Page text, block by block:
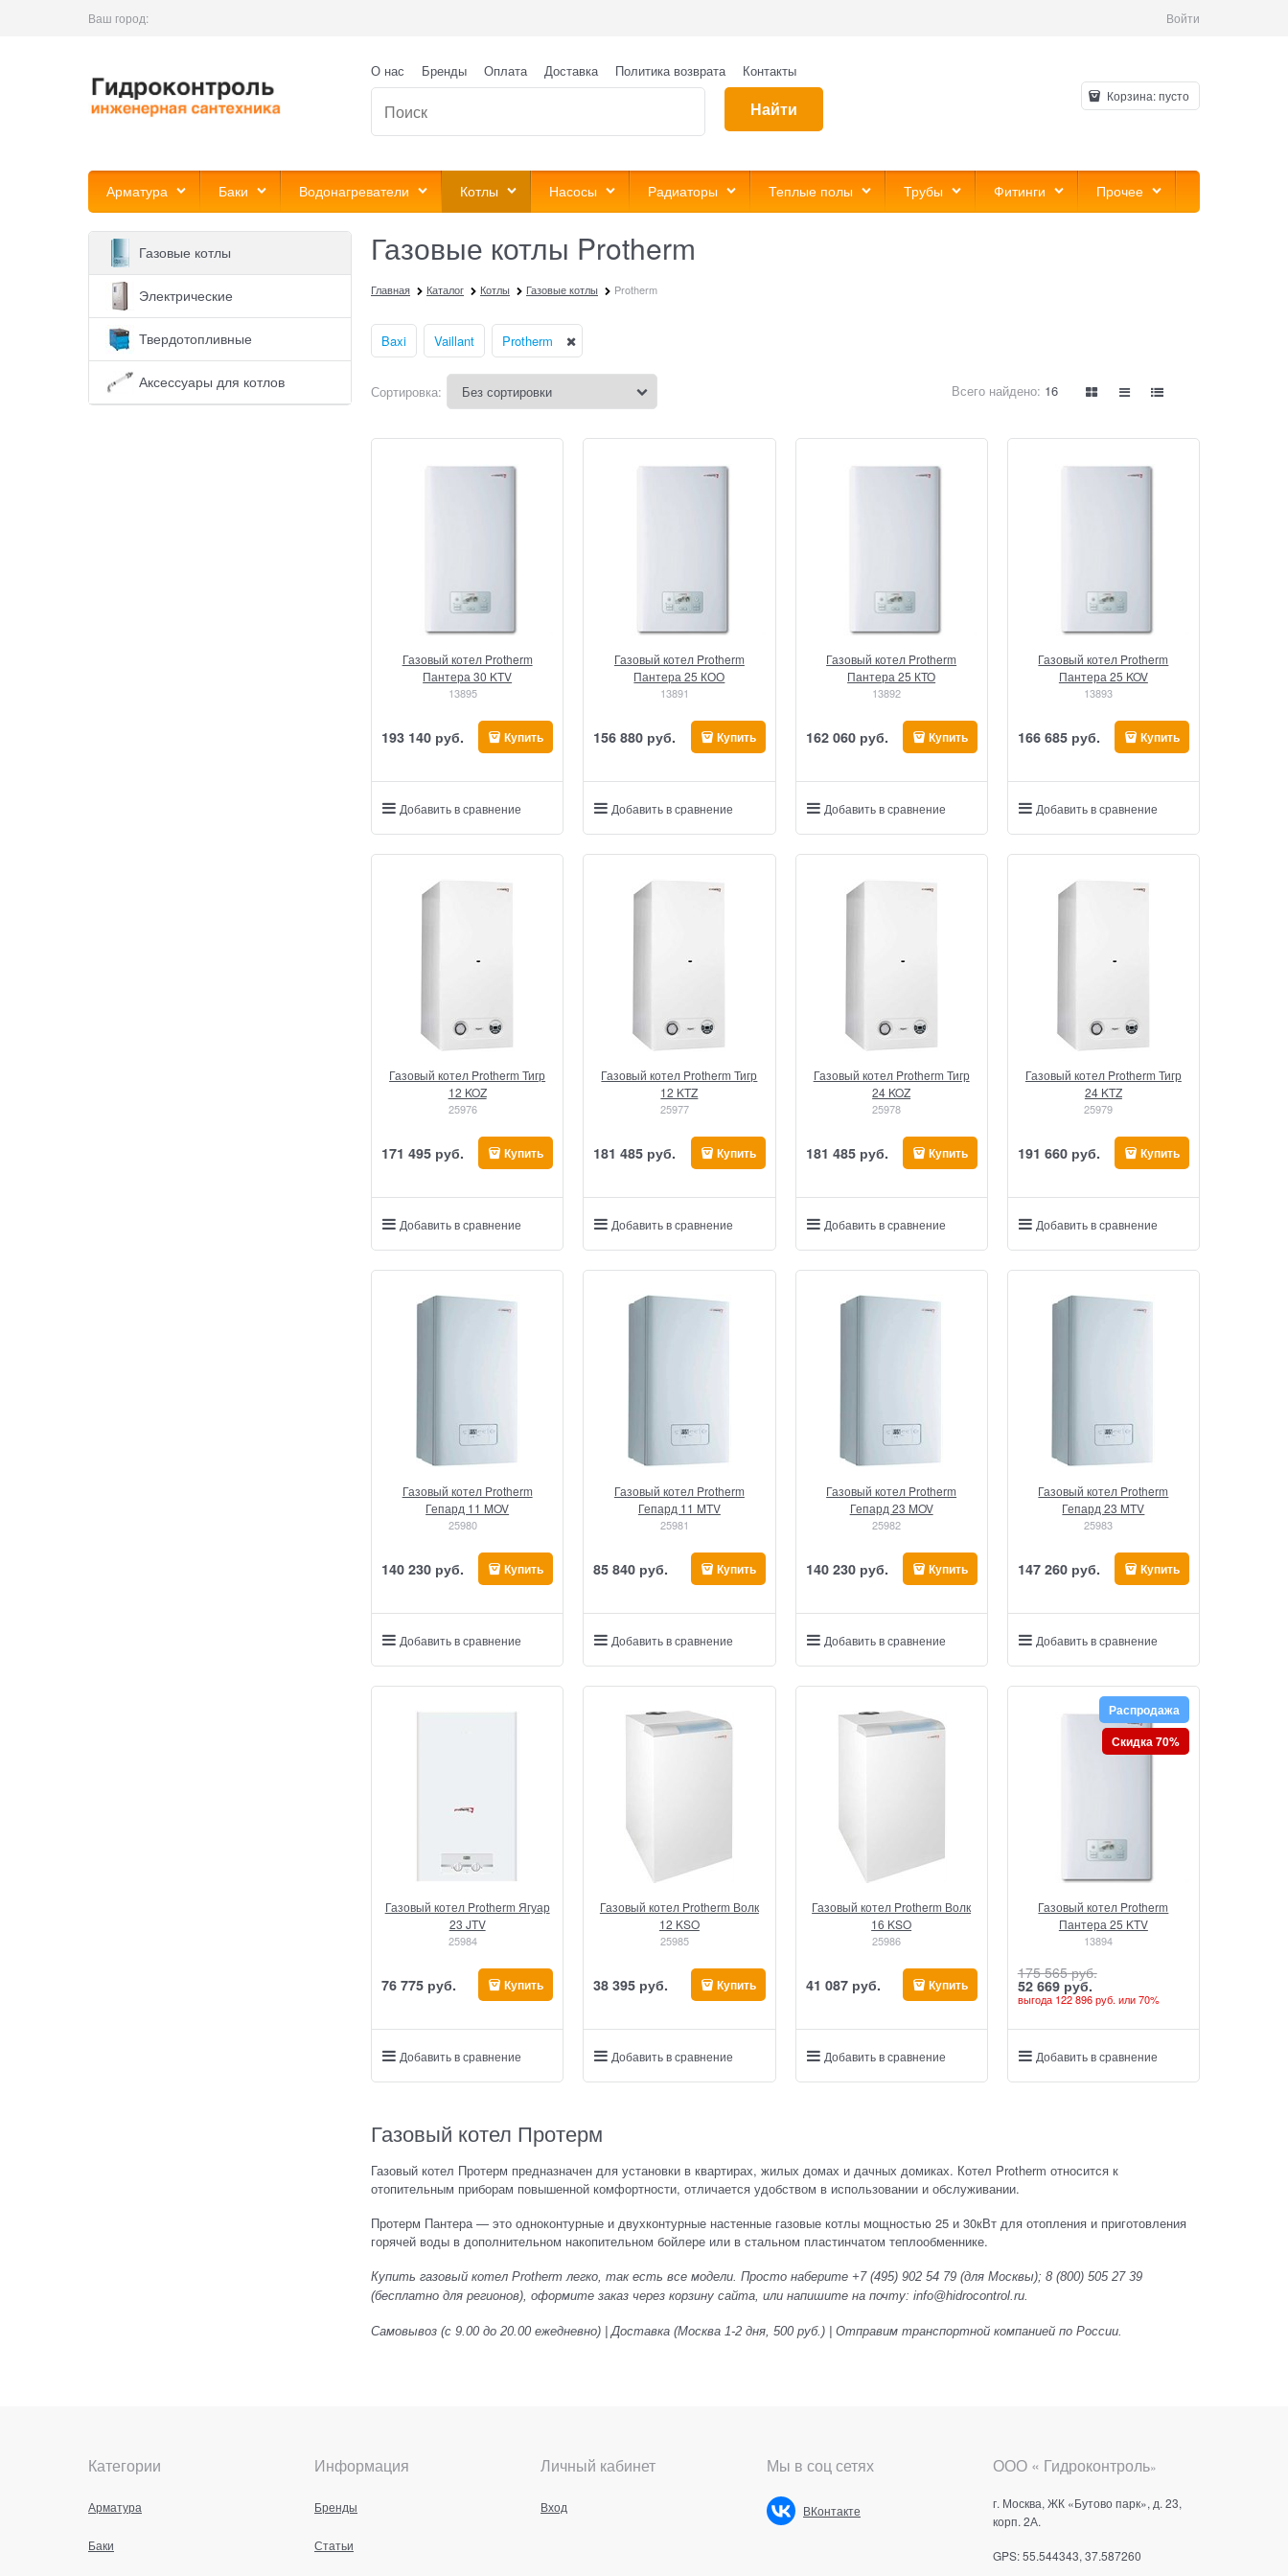
Ваш город: Войти
О нас Бренды Оплата Доставка Политика возврата Контакты
Найти
Корзина:пусто
Арматура Баки Водонагреватели Котлы Насосы Радиаторы Теплые полы Трубы Фитинги Прочее
Газовые котлы
Электрические
Твердотопливные
Аксессуары для котлов
Газовые котлы Protherm
Главная Каталог Котлы Газовые котлы Protherm
Baxi Vaillant Protherm
Сортировка: Всего найдено: 16
Газовый котел Protherm
Пантера 30 KTV
13895
193 140 руб. Купить
Добавить в сравнение
Газовый котел Protherm
Пантера 25 КОО
13891
156 880 руб. Купить
Добавить в сравнение
Газовый котел Protherm
Пантера 25 КТО
13892
162 060 руб. Купить
Добавить в сравнение
Газовый котел Protherm
Пантера 25 KOV
13893
166 685 руб. Купить
Добавить в сравнение
Газовый котел Protherm Тигр
12 KOZ
25976
171 495 руб. Купить
Добавить в сравнение
Газовый котел Protherm Тигр
12 KTZ
25977
181 485 руб. Купить
Добавить в сравнение
Газовый котел Protherm Тигр
24 KOZ
25978
181 485 руб. Купить
Добавить в сравнение
Газовый котел Protherm Тигр
24 KTZ
25979
191 660 руб. Купить
Добавить в сравнение
Газовый котел Protherm
Гепард 11 MOV
25980
140 230 руб. Купить
Добавить в сравнение
Газовый котел Protherm
Гепард 11 MTV
25981
85 840 руб. Купить
Добавить в сравнение
Газовый котел Protherm
Гепард 23 MOV
25982
140 230 руб. Купить
Добавить в сравнение
Газовый котел Protherm
Гепард 23 MTV
25983
147 260 руб. Купить
Добавить в сравнение
Газовый котел Protherm Ягуар
23 JTV
25984
76 775 руб. Купить
Добавить в сравнение
Газовый котел Protherm Волк
12 KSO
25985
38 395 руб. Купить
Добавить в сравнение
Газовый котел Protherm Волк
16 KSO
25986
41 087 руб. Купить
Добавить в сравнение
Газовый котел Protherm
Пантера 25 KTV
13894
Распродажа
Скидка 70%
175 565 руб.
52 669 руб.
выгода 122 896 руб. или70%
Добавить в сравнение
Газовый котел Протерм
Газовый котел Протерм предназначен для установки в квартирах, жилых домах и дачных домиках. Котел Protherm относится к
отопительным приборам повышенной комфортности, отличается удобством в использовании и обслуживании.
Протерм Пантера — это одноконтурные и двухконтурные настенные газовые котлы мощностью 25 и 30кВт для отопления и приготовления
горячей воды в дополнительном накопительном бойлере или в стальном пластинчатом теплообменнике.
Купить газовый котел Protherm легко, так есть все модели. Просто наберите +7 (495) 902 54 79 (для Москвы); 8 (800) 505 27 39
(бесплатно для регионов), оформите заказ через корзину сайта, или напишите на почту: info@hidrocontrol.ru.
Самовывоз (с 9.00 до 20.00 ежедневно) | Доставка (Москва 1-2 дня, 500 руб.) | Отправим транспортной компанией по России.
Категории
Арматура
Баки
Информация
Бренды
Статьи
Личный кабинет
Вход
Мы в соц сетях
ВКонтакте
ООО « Гидроконтроль»
г. Москва, ЖК «Бутово парк», д. 23,
корп. 2А.
GPS: 55.544343, 37.587260